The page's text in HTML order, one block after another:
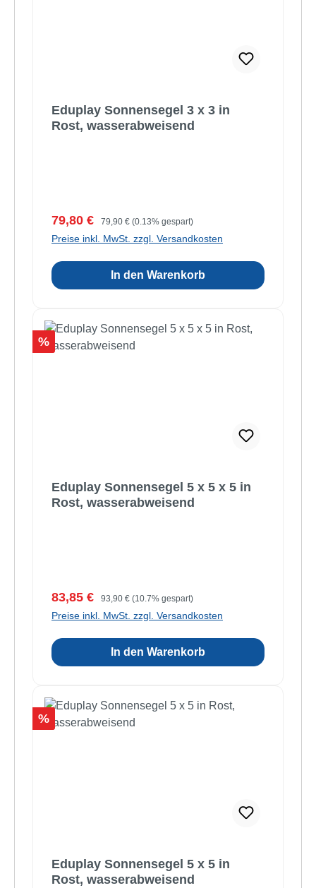
Eduplay Sonnensegel 3 x 3 in
Rost, wasserabweisend
Verkaufspreis:
79,80 € Regulärer Preis:
79,90 € (0.13% gespart)
Preise inkl. MwSt. zzgl. Versandkosten
In den Warenkorb
Rabatt
%
Eduplay Sonnensegel 5 x 5 x 5 in
Rost, wasserabweisend
Verkaufspreis:
83,85 € Regulärer Preis:
93,90 € (10.7% gespart)
Preise inkl. MwSt. zzgl. Versandkosten
In den Warenkorb
Rabatt
%
Eduplay Sonnensegel 5 x 5 in
Rost, wasserabweisend